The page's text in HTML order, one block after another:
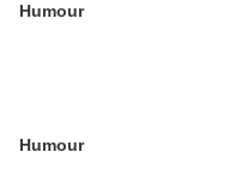
Humour
Humour